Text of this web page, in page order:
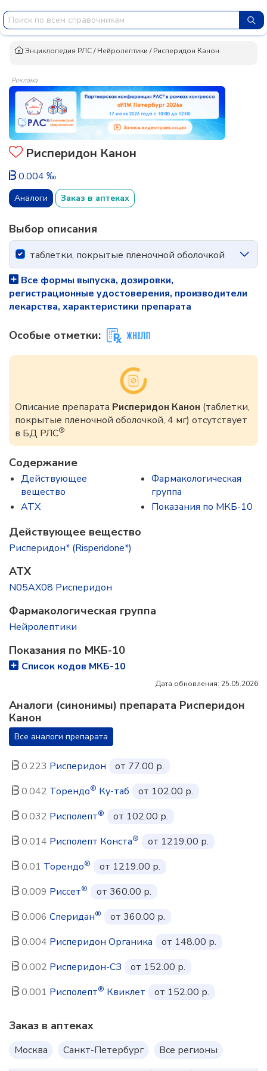
Энциклопедия РЛС/Нейролептики /Рисперидон Канон
Реклама
Рисперидон Канон
0.004 ‰
Аналоги Заказ в аптеках
Выбор описания
таблетки, покрытые пленочной оболочкой
Все формы выпуска, дозировки,
регистрационные удостоверения, производители
лекарства, характеристики препарата
Особые отметки:
Описание препарата Рисперидон Канон (таблетки,
покрытые пленочной оболочкой, 4 мг) отсутствует
в БД РЛС®
Содержание
Действующее
вещество
ATX
Фармакологическая
группа
Показания по МКБ-10
Действующее вещество
Рисперидон* (Risperidone*)
ATX
N05AX08 Рисперидон
Фармакологическая группа
Нейролептики
Показания по МКБ-10
Список кодов МКБ-10
Дата обновления: 25.05.2026
Аналоги (синонимы) препарата Рисперидон
Канон
Все аналоги препарата
0.223 Рисперидон
от 77.00 р.
0.042 Торендо® Ку-таб
от 102.00 р.
0.032 Рисполепт®
от 102.00 р.
0.014 Рисполепт Конста®
от 1219.00 р.
0.01 Торендо®
от 1219.00 р.
0.009 Риссет®
от 360.00 р.
0.006 Сперидан®
от 360.00 р.
0.004 Рисперидон Органика
от 148.00 р.
0.002 Рисперидон-СЗ
от 152.00 р.
0.001 Рисполепт® Квиклет от 152.00 р.
Заказ в аптеках
Москва Санкт-Петербург Все регионы